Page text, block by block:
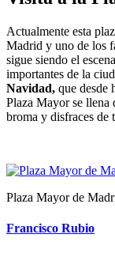
Actualmente esta
Madrid y uno de los
sigue siendo el
importantes de la
Navidad, que desde
Plaza Mayor se llena
broma y disfraces de
Plaza Mayor de
Francisco Rubio